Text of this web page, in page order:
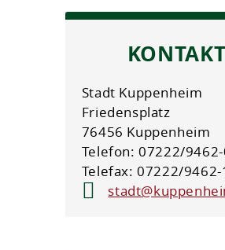
KONTAKT
Stadt Kuppenheim
Friedensplatz
76456 Kuppenheim
Telefon: 07222/
Telefax: 07222/9462-